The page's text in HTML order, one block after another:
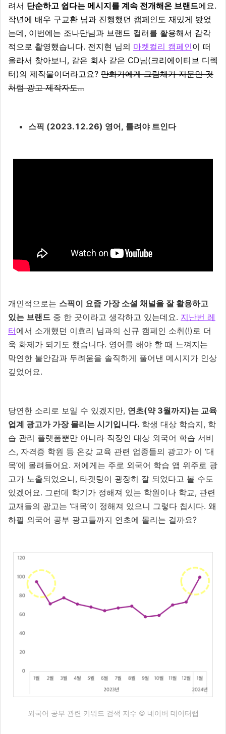
려서 단순하고 쉽다는 메시지를 계속 전개해온 브랜드에요.
작년에 배우 구교환 님과 진행했던 캠페인도 재밌게 봤었
는데, 이번에는 조나단님과 브랜드 컬러를 활용해서 감각
적으로 촬영했습니다. 전지현 님의 마켓컬리 캠페인이 떠
올라서 찾아보니, 같은 회사 같은 CD님(크리에이티브 디렉
터)의 제작물이더라고요? 만화가에게 그림체가 지문인 것
처럼 광고 제작자도…
스픽 (2023.12.26) 영어, 틀려야 트인다
개인적으로는 스픽이 요즘 가장 소셜 채널을 잘 활용하고
있는 브랜드 중 한 곳이라고 생각하고 있는데요. 지난번 레
터에서 소개했던 이효리 님과의 신규 캠페인 소취(!)로 더
욱 화제가 되기도 했습니다. 영어를 해야 할 때 느껴지는
막연한 불안감과 두려움을 솔직하게 풀어낸 메시지가 인상
깊었어요.
당연한 소리로 보일 수 있겠지만, 연초(약 3월까지)는 교육
업계 광고가 가장 몰리는 시기입니다. 학생 대상 학습지, 학
습 관리 플랫폼뿐만 아니라 직장인 대상 외국어 학습 서비
스, 자격증 학원 등 온갖 교육 관련 업종들의 광고가 이 ‘대
목’에 몰려들어요. 저에게는 주로 외국어 학습 앱 위주로 광
고가 노출되었으니, 타겟팅이 굉장히 잘 되었다고 볼 수도
있겠어요. 그런데 학기가 정해져 있는 학원이나 학교, 관련
교재들의 광고는 ‘대목’이 정해져 있으니 그렇다 칩시다. 왜
하필 외국어 공부 광고들까지 연초에 몰리는 걸까요?
외국어 공부 관련 키워드 검색 지수 © 네이버 데이터랩